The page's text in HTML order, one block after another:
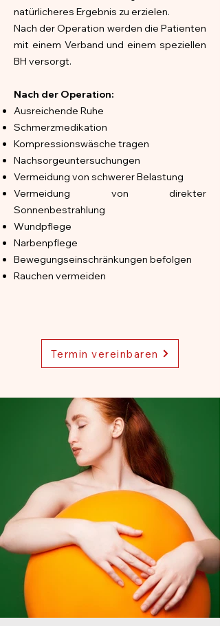
natürlicheres Ergebnis zu erzielen.
Nach der Operation werden die Patienten
mit einem Verband und einem speziellen
BH versorgt.
Nach der Operation:
Ausreichende Ruhe
Schmerzmedikation
Kompressionswäsche tragen
Nachsorgeuntersuchungen
Vermeidung von schwerer Belastung
Vermeidung von direkter
Sonnenbestrahlung
Wundpflege
Narbenpflege
Bewegungseinschränkungen befolgen
Rauchen vermeiden
Termin vereinbaren